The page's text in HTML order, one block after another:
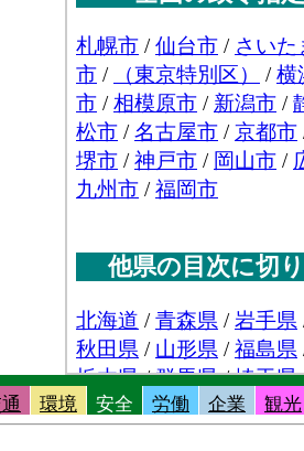
環境 安全 労働 企業 観光